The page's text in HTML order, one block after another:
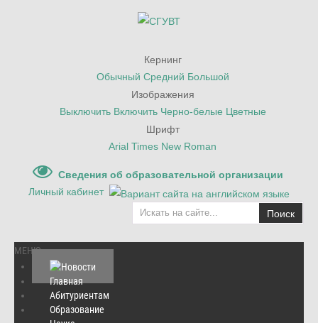
Кернинг
Обычный Средний Большой
Изображения
Выключить Включить Черно-белые Цветные
Шрифт
Arial Times New Roman
Сведения об образовательной организации
Личный кабинет
Поиск
МЕНЮ
Главная
Абитуриентам
Образование